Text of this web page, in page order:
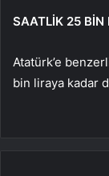
SAATLİK 25 BİN
Atatürk’e
bin liraya kadar